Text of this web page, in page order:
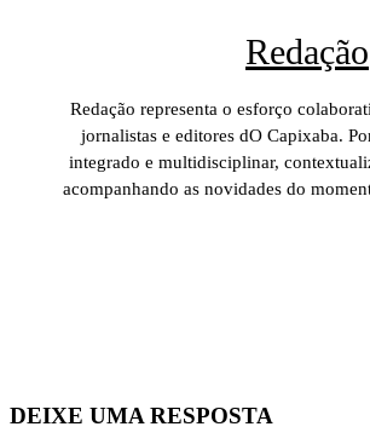
Redação
Redação representa o esforço
jornalistas e editores dO Capixaba.
integrado e multidisciplinar,
acompanhando as novidades do
DEIXE UMA RESPOSTA